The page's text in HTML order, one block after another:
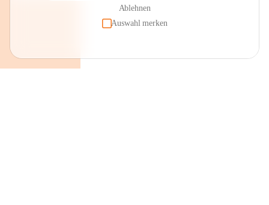
Ablehnen
Auswahl merken